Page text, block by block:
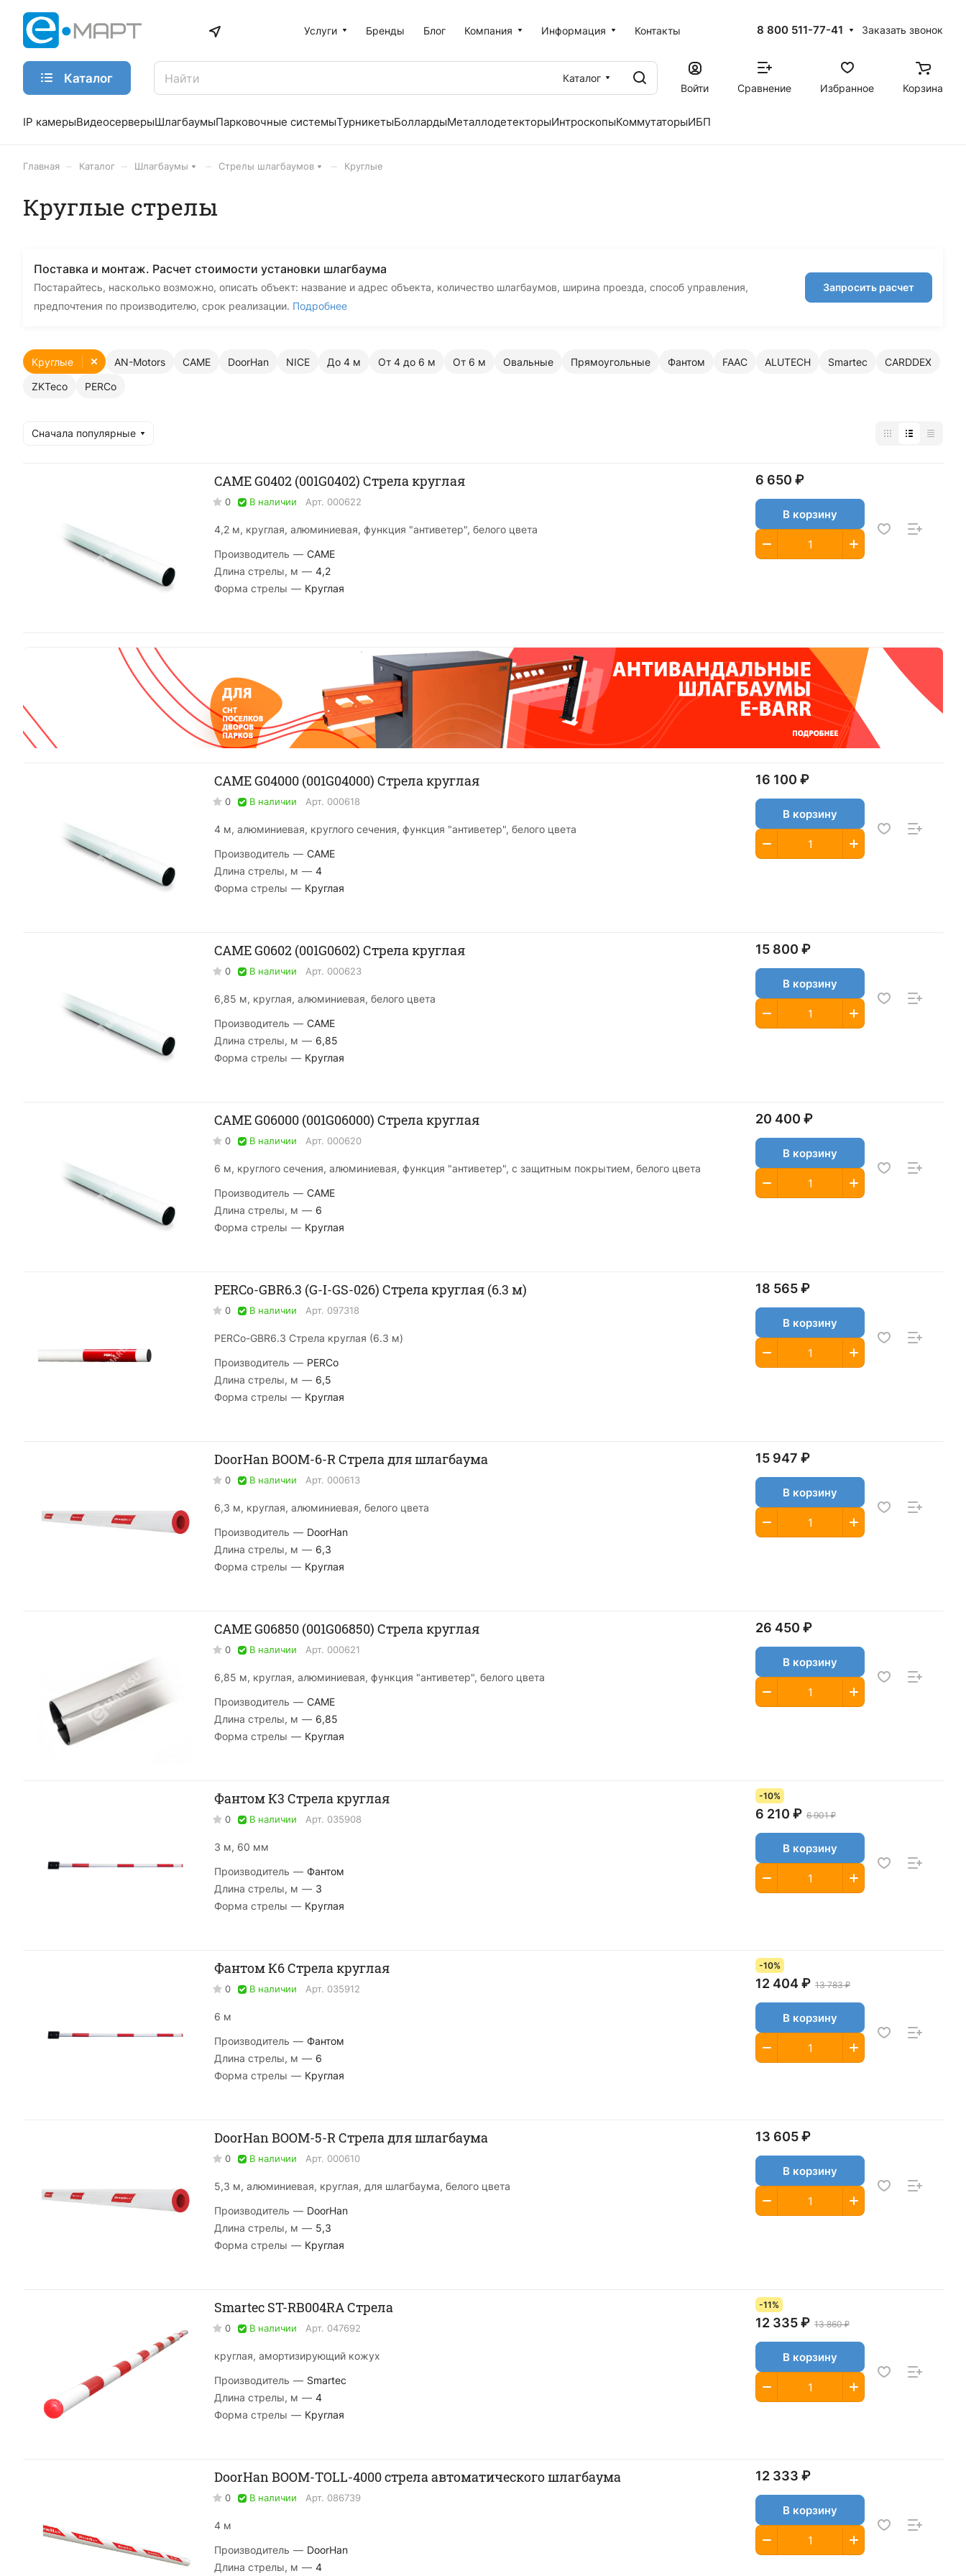
Услуги Бренды Блог Компания Информация Контакты 8 800 511-77-41 Заказать звонок
Каталог
Каталог
Войти
Сравнение Избранное Корзина
IP камерыВидеосерверыШлагбаумыПарковочные системыТурникетыБоллардыМеталлодетекторыИнтроскопыКоммутаторыИБП
Главная Каталог Шлагбаумы Стрелы шлагбаумов Круглые
Круглые стрелы
Поставка и монтаж. Расчет стоимости установки шлагбаума
Постарайтесь, насколько возможно, описать объект: название и адрес объекта, количество шлагбаумов, ширина проезда, способ управления,
предпочтения по производителю, срок реализации. Подробнее
Запросить расчет
AN-Motors CAME DoorHan NICE До 4 м От 4 до 6 м От 6 м
Круглые Овальные Прямоугольные Фантом FAAC ALUTECH Smartec
CARDDEX
ZKTeco
PERCo
Сначала популярные
CAME G0402 (001G0402) Стрела круглая
0 В наличии Арт. 000622
4,2 м, круглая, алюминиевая, функция "антиветер", белого цвета
Производитель — CAME
Длина стрелы, м — 4,2
Форма стрелы — Круглая
6 650 ₽
В корзину
CAME G04000 (001G04000) Стрела круглая
0 В наличии Арт. 000618
4 м, алюминиевая, круглого сечения, функция "антиветер", белого цвета
Производитель — CAME
Длина стрелы, м — 4
Форма стрелы — Круглая
16 100 ₽
В корзину
CAME G0602 (001G0602) Стрела круглая
0 В наличии Арт. 000623
6,85 м, круглая, алюминиевая, белого цвета
Производитель — CAME
Длина стрелы, м — 6,85
Форма стрелы — Круглая
15 800 ₽
В корзину
CAME G06000 (001G06000) Стрела круглая
0 В наличии Арт. 000620
6 м, круглого сечения, алюминиевая, функция "антиветер", с защитным покрытием, белого цвета
Производитель — CAME
Длина стрелы, м — 6
Форма стрелы — Круглая
20 400 ₽
В корзину
PERCo-GBR6.3 (G-I-GS-026) Стрела круглая (6.3 м)
0 В наличии Арт. 097318
PERCo-GBR6.3 Стрела круглая (6.3 м)
Производитель — PERCo
Длина стрелы, м — 6,5
Форма стрелы — Круглая
18 565 ₽
В корзину
DoorHan BOOM-6-R Стрела для шлагбаума
0 В наличии Арт. 000613
6,3 м, круглая, алюминиевая, белого цвета
Производитель — DoorHan
Длина стрелы, м — 6,3
Форма стрелы — Круглая
15 947 ₽
В корзину
CAME G06850 (001G06850) Стрела круглая
0 В наличии Арт. 000621
6,85 м, круглая, алюминиевая, функция "антиветер", белого цвета
Производитель — CAME
Длина стрелы, м — 6,85
Форма стрелы — Круглая
26 450 ₽
В корзину
Фантом К3 Стрела круглая
0 В наличии Арт. 035908
3 м, 60 мм
Производитель — Фантом
Длина стрелы, м — 3
Форма стрелы — Круглая
-10%
6 210 ₽ 6 901 ₽
В корзину
Фантом К6 Стрела круглая
0 В наличии Арт. 035912
6 м
Производитель — Фантом
Длина стрелы, м — 6
Форма стрелы — Круглая
-10%
12 404 ₽ 13 783 ₽
В корзину
DoorHan BOOM-5-R Стрела для шлагбаума
0 В наличии Арт. 000610
5,3 м, алюминиевая, круглая, для шлагбаума, белого цвета
Производитель — DoorHan
Длина стрелы, м — 5,3
Форма стрелы — Круглая
13 605 ₽
В корзину
Smartec ST-RB004RA Стрела
0 В наличии Арт. 047692
круглая, амортизирующий кожух
Производитель — Smartec
Длина стрелы, м — 4
Форма стрелы — Круглая
-11%
12 335 ₽ 13 860 ₽
В корзину
DoorHan BOOM-TOLL-4000 стрела автоматического шлагбаума
0 В наличии Арт. 086739
4 м
Производитель — DoorHan
Длина стрелы, м — 4
12 333 ₽
В корзину